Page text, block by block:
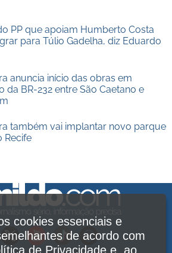
PP que apoiam Humberto Costa
para Túlio Gadelha, diz Eduardo
anuncia início das obras em
da BR-232 entre São Caetano e
também vai implantar novo parque
Recife
cookies essenciais e
de acordo com
de Privacidadee, ao